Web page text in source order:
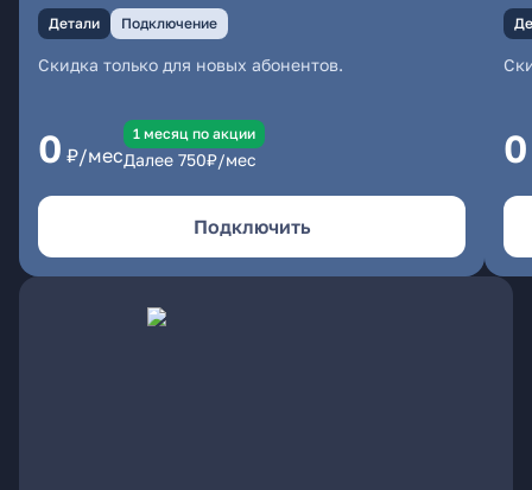
Детали Подключение
Скидка только для новых абонентов.
0 ₽/мес
1 месяц по акции
Далее 750₽/мес
Подключить
0